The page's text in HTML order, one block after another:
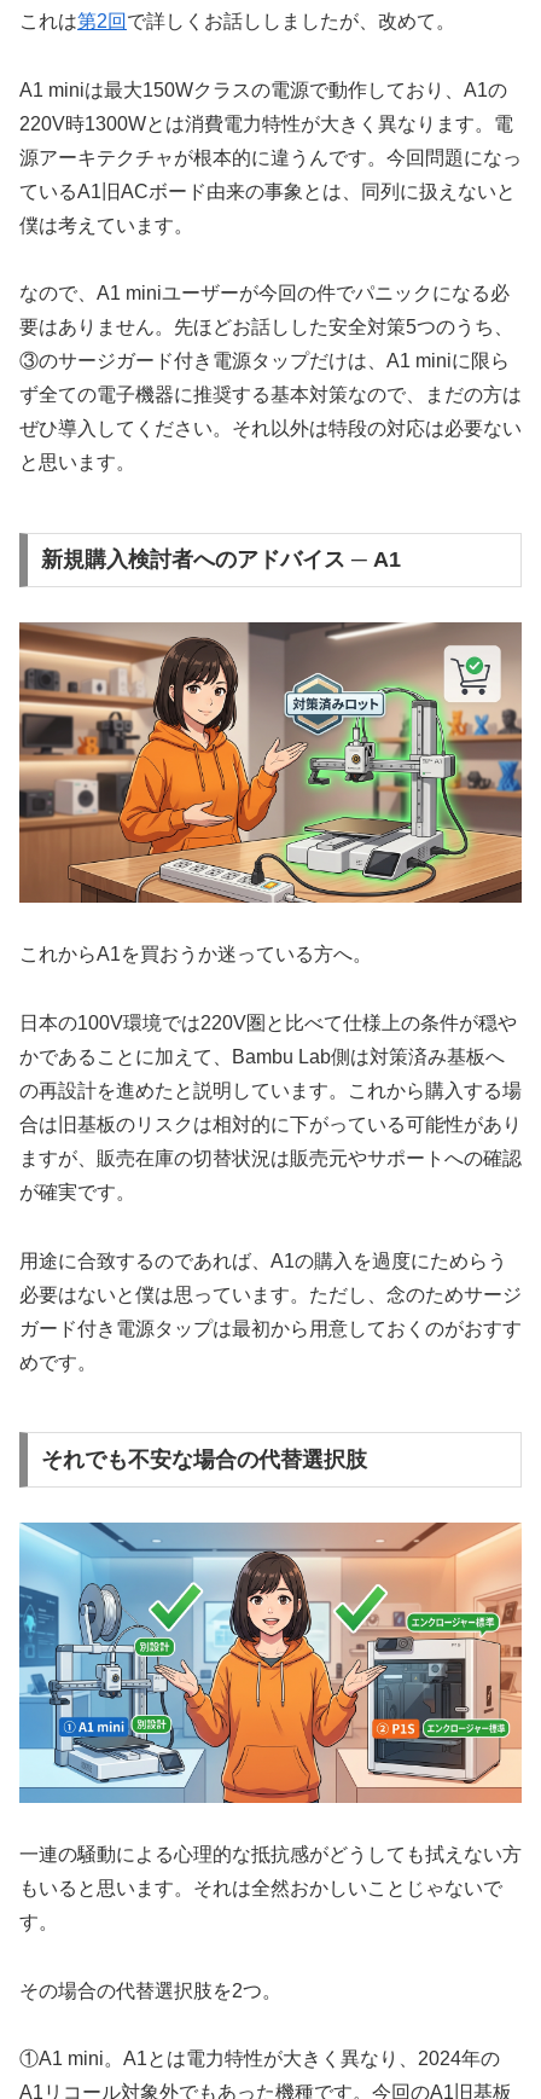
これは第2回 で詳しくお話ししましたが、改めて。
A1 miniは最大150Wクラスの電源で動作しており、A1の
220V時1300Wとは消費電力特性が大きく異なります。電
源アーキテクチャが根本的に違うんです。今回問題になっ
ているA1旧ACボード由来の事象とは、同列に扱えないと
僕は考えています。
なので、A1 miniユーザーが今回の件でパニックになる必
要はありません。先ほどお話しした安全対策5つのうち、
③のサージガード付き電源タップだけは、A1 miniに限ら
ず全ての電子機器に推奨する基本対策なので、まだの方は
ぜひ導入してください。それ以外は特段の対応は必要ない
と思います。
新規購入検討者へのアドバイス ─ A1
これからA1を買おうか迷っている方へ。
日本の100V環境では220V圏と比べて仕様上の条件が穏や
かであることに加えて、Bambu Lab側は対策済み基板へ
の再設計を進めたと説明しています。これから購入する場
合は旧基板のリスクは相対的に下がっている可能性があり
ますが、販売在庫の切替状況は販売元やサポートへの確認
が確実です。
用途に合致するのであれば、A1の購入を過度にためらう
必要はないと僕は思っています。ただし、念のためサージ
ガード付き電源タップは最初から用意しておくのがおすす
めです。
それでも不安な場合の代替選択肢
一連の騒動による心理的な抵抗感がどうしても拭えない方
もいると思います。それは全然おかしいことじゃないで
す。
その場合の代替選択肢を2つ。
①A1 mini。A1とは電力特性が大きく異なり、2024年の
A1リコール対象外でもあった機種です。今回のA1旧基板